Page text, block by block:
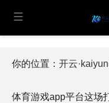
你的位置： 开云
体育游戏app平台这场